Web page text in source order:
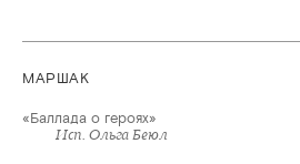
МАРШАК
«Баллада о героях»
Исп. Ольга Беюл